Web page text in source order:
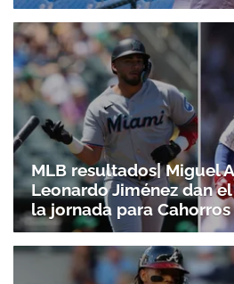
MLB resultados| Miguel
Leonardo Jiménez dan
la jornada para Cahorros